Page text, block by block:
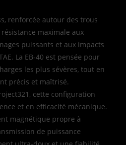
renforcée autour des trous
maximale aux
puissants et aux impacts
La EB‑40 est pensée pour
les plus sévères, tout en
précis et maîtrisé.
cette configuration
et en efficacité mécanique.
magnétique propre à
de puissance